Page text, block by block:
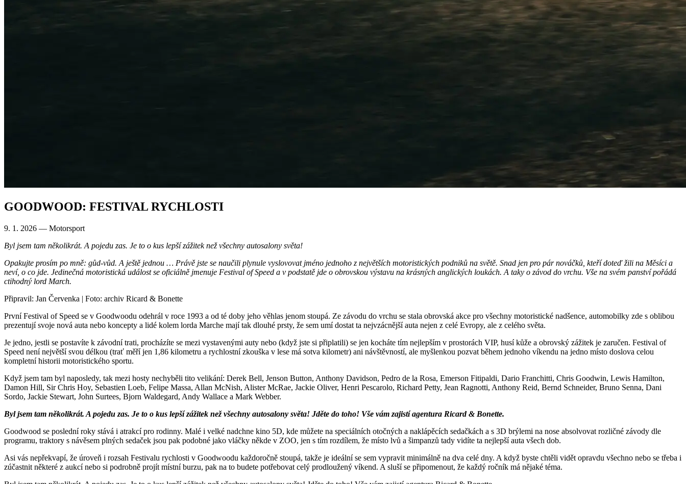
GOODWOOD: FESTIVAL RYCHLOSTI
9. 1. 2026 — Motorsport
Byl jsem tam několikrát. A pojedu zas. Je to o kus lepší zážitek než všechny autosalony světa!
Opakujte prosím po mně: gůd-vůd. A ještě jednou … Právě jste se naučili plynule vyslovovat jméno jednoho z největších motoristických podniků na světě. Snad jen pro pár nováčků, kteří doteď žili na Měsíci a
neví, o co jde. Jedinečná motoristická událost se oficiálně jmenuje Festival of Speed a v podstatě jde o obrovskou výstavu na krásných anglických loukách. A taky o závod do vrchu. Vše na svém panství pořádá
ctihodný lord March.
Připravil: Jan Červenka | Foto: archiv Ricard & Bonette
První Festival of Speed se v Goodwoodu odehrál v roce 1993 a od té doby jeho věhlas jenom stoupá. Ze závodu do vrchu se stala obrovská akce pro všechny motoristické nadšence, automobilky zde s oblibou
prezentují svoje nová auta nebo koncepty a lidé kolem lorda Marche mají tak dlouhé prsty, že sem umí dostat ta nejvzácnější auta nejen z celé Evropy, ale z celého světa.
Je jedno, jestli se postavíte k závodní trati, procházíte se mezi vystavenými auty nebo (když jste si připlatili) se jen kocháte tím nejlepším v prostorách VIP, husí kůže a obrovský zážitek je zaručen. Festival of
Speed není největší svou délkou (trať měří jen 1,86 kilometru a rychlostní zkouška v lese má sotva kilometr) ani návštěvností, ale myšlenkou pozvat během jednoho víkendu na jedno místo doslova celou
kompletní historii motoristického sportu.
Když jsem tam byl naposledy, tak mezi hosty nechyběli tito velikání: Derek Bell, Jenson Button, Anthony Davidson, Pedro de la Rosa, Emerson Fitipaldi, Dario Franchitti, Chris Goodwin, Lewis Hamilton,
Damon Hill, Sir Chris Hoy, Sebastien Loeb, Felipe Massa, Allan McNish, Alister McRae, Jackie Oliver, Henri Pescarolo, Richard Petty, Jean Ragnotti, Anthony Reid, Bernd Schneider, Bruno Senna, Dani
Sordo, Jackie Stewart, John Surtees, Bjorn Waldegard, Andy Wallace a Mark Webber.
Byl jsem tam několikrát. A pojedu zas. Je to o kus lepší zážitek než všechny autosalony světa! Jděte do toho! Vše vám zajistí agentura Ricard & Bonette.
Goodwood se poslední roky stává i atrakcí pro rodinny. Malé i velké nadchne kino 5D, kde můžete na speciálních otočných a naklápěcích sedačkách a s 3D brýlemi na nose absolvovat rozličné závody dle
programu, traktory s návěsem plných sedaček jsou pak podobné jako vláčky někde v ZOO, jen s tím rozdílem, že místo lvů a šimpanzů tady vidíte ta nejlepší auta všech dob.
Asi vás nepřekvapí, že úroveň i rozsah Festivalu rychlosti v Goodwoodu každoročně stoupá, takže je ideální se sem vypravit minimálně na dva celé dny. A když byste chtěli vidět opravdu všechno nebo se třeba i
zúčastnit některé z aukcí nebo si podrobně projít místní burzu, pak na to budete potřebovat celý prodloužený víkend. A sluší se připomenout, že každý ročník má nějaké téma.